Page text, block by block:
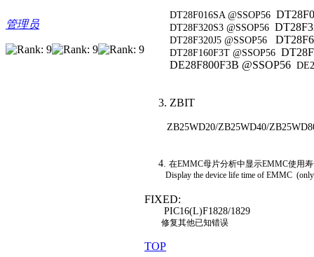
管理员
DT28F016SA @SSOP56
DT28F320S3 @SSOP56
DT28F320J5 @SSOP56
DT28F160F3T @SSOP56
DE28F800F3B @SSOP56
3. ZBIT
ZB25WD20/ZB25WD40/
4. 在EMMC母片分析中显示EMMC使用
Display the device life time of EMMC (only
FIXED:
PIC16(L)F1828/1829
修复其他已知错误
TOP